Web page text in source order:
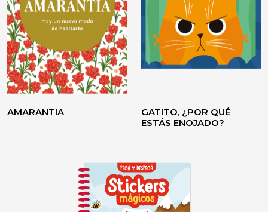
VOLVER A CREER
AMARANTIA
GATITO, ¿POR QUÉ
ESTÁS ENOJADO?